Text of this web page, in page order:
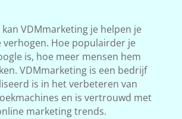
kan VDMmarketing je helpen je
verhogen. Hoe populairder je
is, hoe meer mensen hem
VDMmarketing is een bedrijf
is in het verbeteren van
en is vertrouwd met
marketing trends.